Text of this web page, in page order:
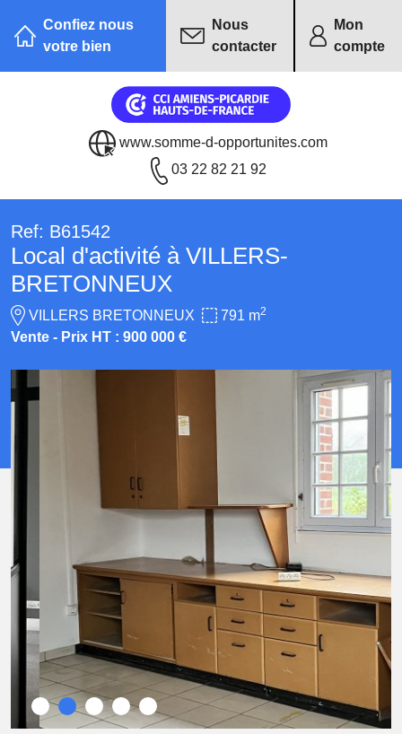
Confiez nous
votre bien
Nous
contacter
Mon
compte
www.somme-d-opportunites.com
03 22 82 21 92
Ref: B61542
Local d'activité à VILLERS-
BRETONNEUX
VILLERS BRETONNEUX 791 m2
Vente - Prix HT : 900 000 €